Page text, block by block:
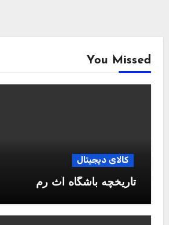
You Missed
کالای دیجیتال
تاریخچه باشگاه آث رم